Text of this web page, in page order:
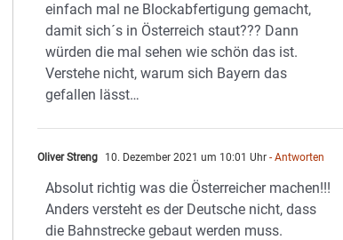
einfach mal ne Blockabfertigung gemacht,
damit sich´s in Österreich staut??? Dann
würden die mal sehen wie schön das ist.
Verstehe nicht, warum sich Bayern das
gefallen lässt…
Oliver Streng 10. Dezember 2021 um 10:01 Uhr - Antworten
Absolut richtig was die Österreicher machen!!!
Anders versteht es der Deutsche nicht, dass
die Bahnstrecke gebaut werden muss.